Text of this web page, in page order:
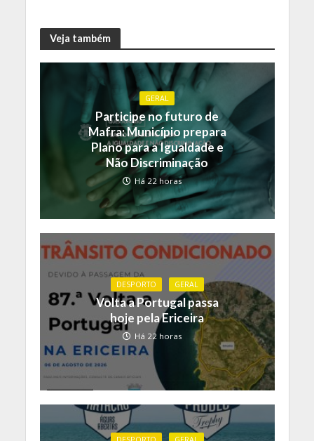
Veja também
GERAL
Participe no futuro de
Mafra: Município prepara
Plano para a Igualdade e
Não Discriminação
Há 22 horas
DESPORTO GERAL
Volta a Portugal passa
hoje pela Ericeira
Há 22 horas